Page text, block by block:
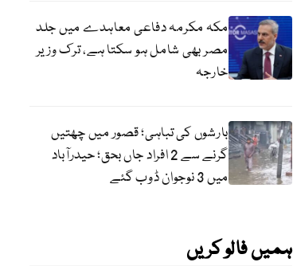
مکہ مکرمہ دفاعی معاہدے میں جلد
مصر بھی شامل ہو سکتا ہے، ترک وزیر
خارجہ
بارشوں کی تباہی؛ قصور میں چھتیں
گرنے سے 2 افراد جاں بحق؛ حیدرآباد
میں 3 نوجوان ڈوب گئے
ہمیں فالو کریں